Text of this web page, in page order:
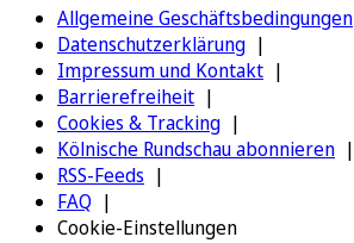
Allgemeine Geschäftsbedingungen
Datenschutzerklärung
Impressum und Kontakt
Barrierefreiheit
Cookies & Tracking
Kölnische Rundschau abonnieren
RSS-Feeds
FAQ
Cookie-Einstellungen